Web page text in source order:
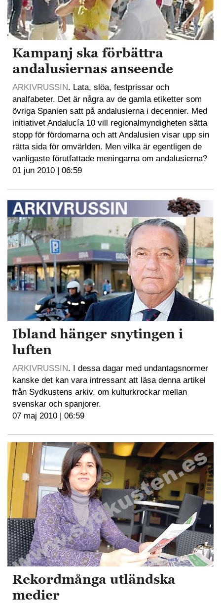
Kampanj ska förbättra
andalusiernas anseende
ARKIVRUSSIN. Lata, slöa, festprissar och
analfabeter. Det är några av de gamla etiketter som
övriga Spanien satt på andalusierna i decennier. Med
initiativet Andalucía 10 vill regionalmyndigheten sätta
stopp för fördomarna och att Andalusien visar upp sin
rätta sida för omvärlden. Men vilka är egentligen de
vanligaste förutfattade meningarna om andalusierna?
01 jun 2010 | 06:59
Ibland hänger snytingen i
luften
ARKIVRUSSIN. I dessa dagar med undantagsnormer
kanske det kan vara intressant att läsa denna artikel
från Sydkustens arkiv, om kulturkrockar mellan
svenskar och spanjorer.
07 maj 2010 | 06:59
Rekordmånga utländska
medier